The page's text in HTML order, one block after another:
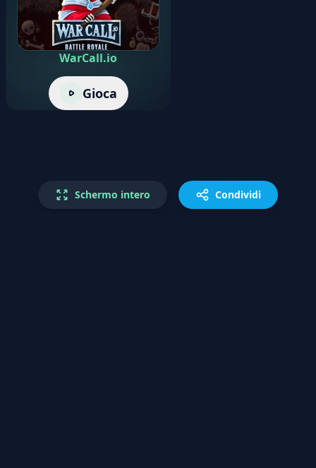
WarCall.io
Gioca
Schermo intero Condividi